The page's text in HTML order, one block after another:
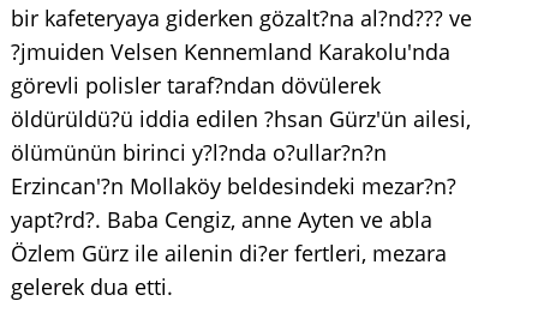
bir kafeteryaya giderken gözalt?na al?nd??? ve
?jmuiden Velsen Kennemland Karakolu'nda
görevli polisler taraf?ndan dövülerek
öldürüldü?ü iddia edilen ?hsan Gürz'ün ailesi,
ölümünün birinci y?l?nda o?ullar?n?n
Erzincan'?n Mollaköy beldesindeki mezar?n?
yapt?rd?. Baba Cengiz, anne Ayten ve abla
Özlem Gürz ile ailenin di?er fertleri, mezara
gelerek dua etti.